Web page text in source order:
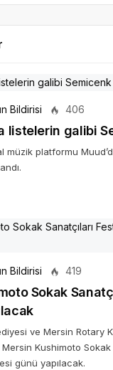
Bildirisi 406
Muud'da ocakta
müzik platformu
Bildirisi 419
Sokak
ve Mersin Rotary
Kushimoto Sokak
günü yapılacak.